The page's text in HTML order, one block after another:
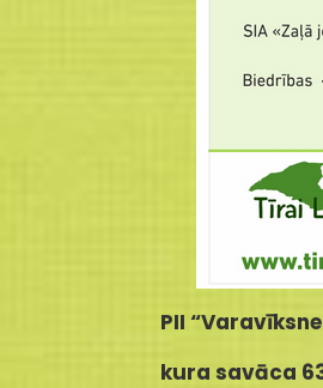
PII
kura savāca